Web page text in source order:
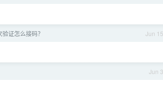
Jun 15
证怎么接码？
Jun 3